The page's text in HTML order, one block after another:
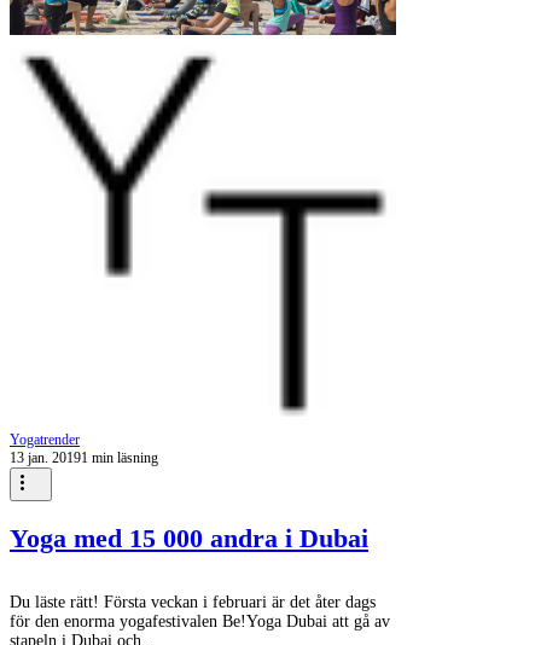
Yogatrender
13 jan. 20191 min läsning
Yoga med 15 000 andra i Dubai
Du läste rätt! Första veckan i februari är det åter dags
för den enorma yogafestivalen Be!Yoga Dubai att gå av
stapeln i Dubai och...